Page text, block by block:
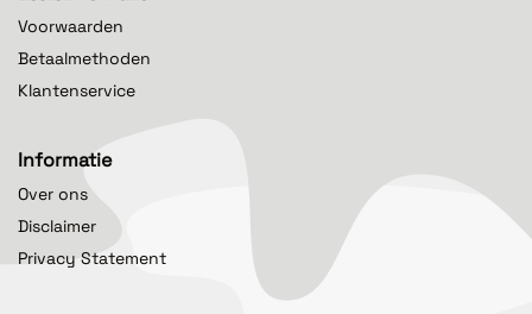
Voorwaarden
Betaalmethoden
Klantenservice
Informatie
Over ons
Disclaimer
Privacy Statement